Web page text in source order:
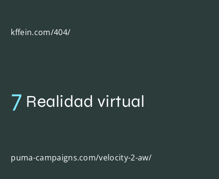
kffein.com/404/
7 Realidad virtual
puma-campaigns.com/velocity-2-aw/